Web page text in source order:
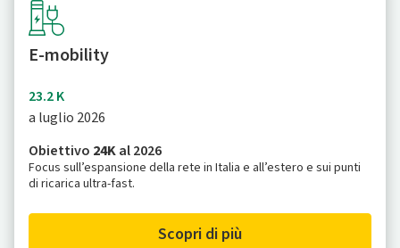
E-mobility
23.2 K
a luglio 2026
Obiettivo 24Kal 2026
Focus sull’espansione della rete in Italia e all’estero e sui punti
di ricarica ultra-fast.
Scopri di più